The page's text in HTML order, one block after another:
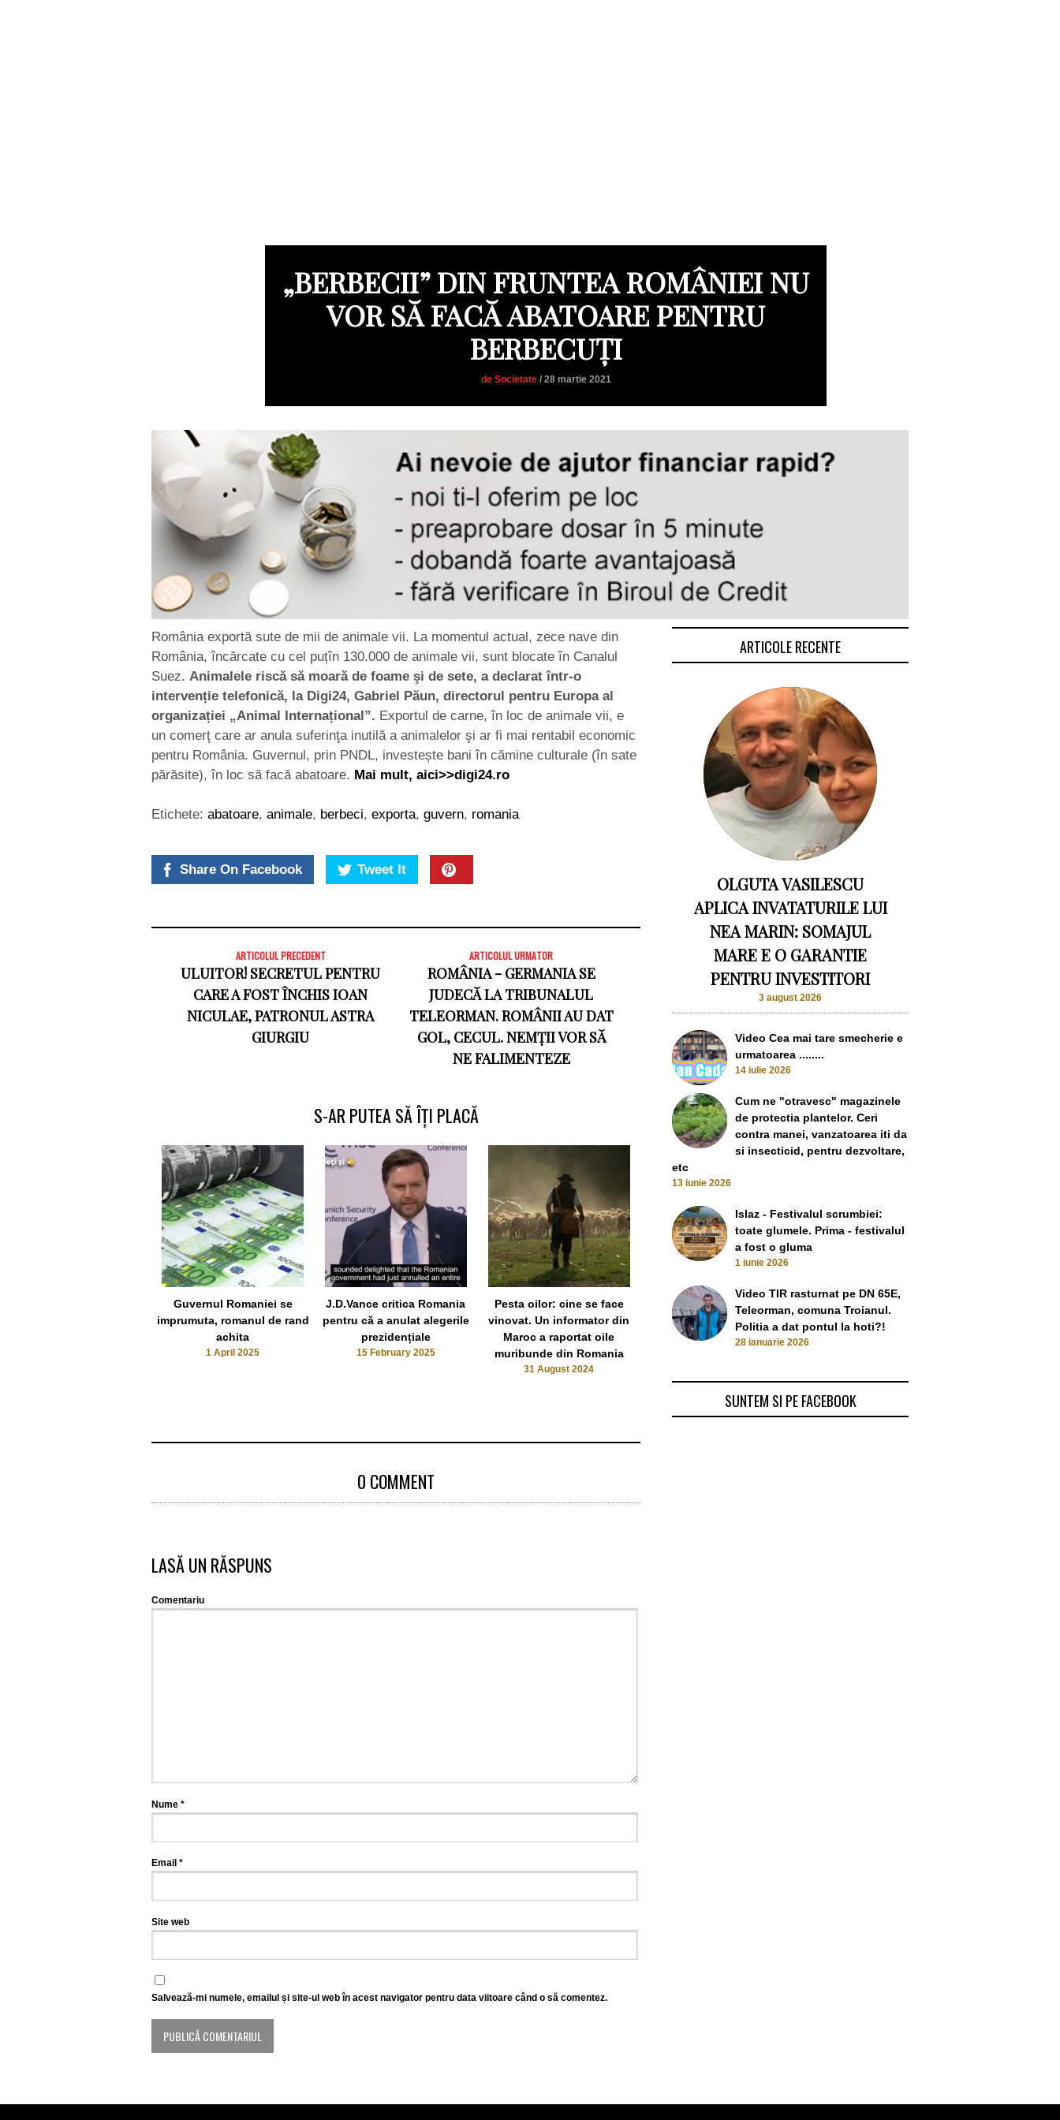
„BERBECII” DIN FRUNTEA ROMÂNIEI NU
VOR SĂ FACĂ ABATOARE PENTRU
BERBECUȚI
de Societate/ 28 martie 2021
România exportă sute de mii de animale vii. La momentul actual, zece nave din
România, încărcate cu cel puțîn 130.000 de animale vii, sunt blocate în Canalul
Suez. Animalele riscă să moară de foame şi de sete, a declarat într-o
intervenție telefonică, la Digi24, Gabriel Păun, directorul pentru Europa al
organizației „Animal Internațional”. Exportul de carne, în loc de animale vii, e
un comerţ care ar anula suferinţa inutilă a animalelor şi ar fi mai rentabil economic
pentru România. Guvernul, prin PNDL, investește bani în cămine culturale (în sate
părăsite), în loc să facă abatoare. Mai mult, aici>>digi24.ro
Etichete: abatoare, animale, berbeci, exporta, guvern, romania
Share On Facebook Tweet It
ARTICOLUL PRECEDENT
ULUITOR! SECRETUL PENTRU
CARE A FOST ÎNCHIS IOAN
NICULAE, PATRONUL ASTRA
GIURGIU
ARTICOLUL URMATOR
ROMÂNIA - GERMANIA SE
JUDECĂ LA TRIBUNALUL
TELEORMAN. ROMÂNII AU DAT
GOL, CECUL. NEMȚII VOR SĂ
NE FALIMENTEZE
S-AR PUTEA SĂ ÎȚI PLACĂ
Guvernul Romaniei se
imprumuta, romanul de rand
achita
1 April 2025
J.D.Vance critica Romania
pentru că a anulat alegerile
prezidențiale
15 February 2025
Pesta oilor: cine se face
vinovat. Un informator din
Maroc a raportat oile
muribunde din Romania
31 August 2024
România pe timp de pace e
Ucraina în război! De ce a luat
ce s-a prăbușit podul în
Neamț?! România e
bombardată de ruși
23 June 2022
0 COMMENT
LASĂ UN RĂSPUNS
Comentariu
Nume *
Email *
Site web
Salvează-mi numele, emailul și site-ul web în acest navigator pentru data viitoare când o să comentez.
ARTICOLE RECENTE
OLGUTA VASILESCU
APLICA INVATATURILE LUI
NEA MARIN: SOMAJUL
MARE E O GARANTIE
PENTRU INVESTITORI
3 august 2026
Video Cea mai tare smecherie e
urmatoarea ........
14 iulie 2026
Cum ne "otravesc" magazinele
de protectia plantelor. Ceri
contra manei, vanzatoarea iti da
si insecticid, pentru dezvoltare,
etc
13 iunie 2026
Islaz - Festivalul scrumbiei:
toate glumele. Prima - festivalul
a fost o gluma
1 iunie 2026
Video TIR rasturnat pe DN 65E,
Teleorman, comuna Troianul.
Politia a dat pontul la hoti?!
28 ianuarie 2026
SUNTEM SI PE FACEBOOK